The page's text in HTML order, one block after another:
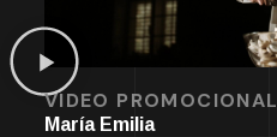
VIDEO PROMOCIONAL
María Emilia